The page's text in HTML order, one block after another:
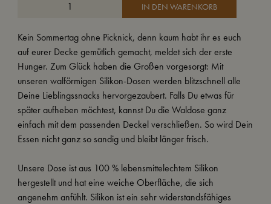
IN DEN WARENKORB
Kein Sommertag ohne Picknick, denn kaum habt ihr es euch
auf eurer Decke gemütlich gemacht, meldet sich der erste
Hunger. Zum Glück haben die Großen vorgesorgt: Mit
unseren walförmigen Silikon-Dosen werden blitzschnell alle
Deine Lieblingssnacks hervorgezaubert. Falls Du etwas für
später aufheben möchtest, kannst Du die Waldose ganz
einfach mit dem passenden Deckel verschließen. So wird Dein
Essen nicht ganz so sandig und bleibt länger frisch.
Unsere Dose ist aus 100 % lebensmittelechtem Silikon
hergestellt und hat eine weiche Oberfläche, die sich
angenehm anfühlt. Silikon ist ein sehr widerstandsfähiges